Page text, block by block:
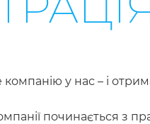
компанію у нас – і
починається з